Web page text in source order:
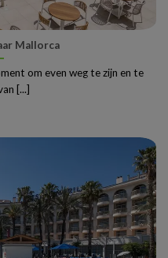
Mallorca
om even weg te zijn en te
[...]